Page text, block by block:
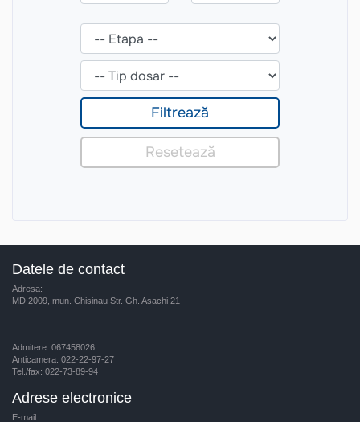
Datele de contact
Adresa:
MD 2009, mun. Chisinau Str. Gh. Asachi 21
Admitere: 067458026
Anticamera: 022-22-97-27
Tel./fax: 022-73-89-94
Adrese electronice
E-mail: